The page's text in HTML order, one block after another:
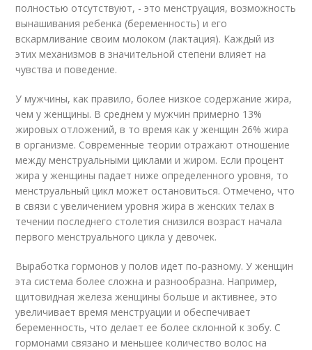
полностью отсутствуют, - это менструация, возможность
вынашивания ребенка (беременность) и его
вскармливание своим молоком (лактация). Каждый из
этих механизмов в значительной степени влияет на
чувства и поведение.
У мужчины, как правило, более низкое содержание жира,
чем у женщины. В среднем у мужчин примерно 13%
жировых отложений, в то время как у женщин 26% жира
в организме. Современные теории отражают отношение
между менструальными циклами и жиром. Если процент
жира у женщины падает ниже определенного уровня, то
менструальный цикл может остановиться. Отмечено, что
в связи с увеличением уровня жира в женских телах в
течении последнего столетия снизился возраст начала
первого менструального цикла у девочек.
Выработка гормонов у полов идет по-разному. У женщин
эта система более сложна и разнообразна. Например,
щитовидная железа женщины больше и активнее, это
увеличивает время менструации и обеспечивает
беременность, что делает ее более склонной к зобу. С
гормонами связано и меньшее количество волос на